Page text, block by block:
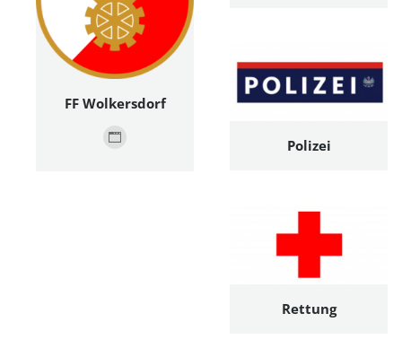
FF Wolkersdorf
Persönlicher
Polizei
Rettung